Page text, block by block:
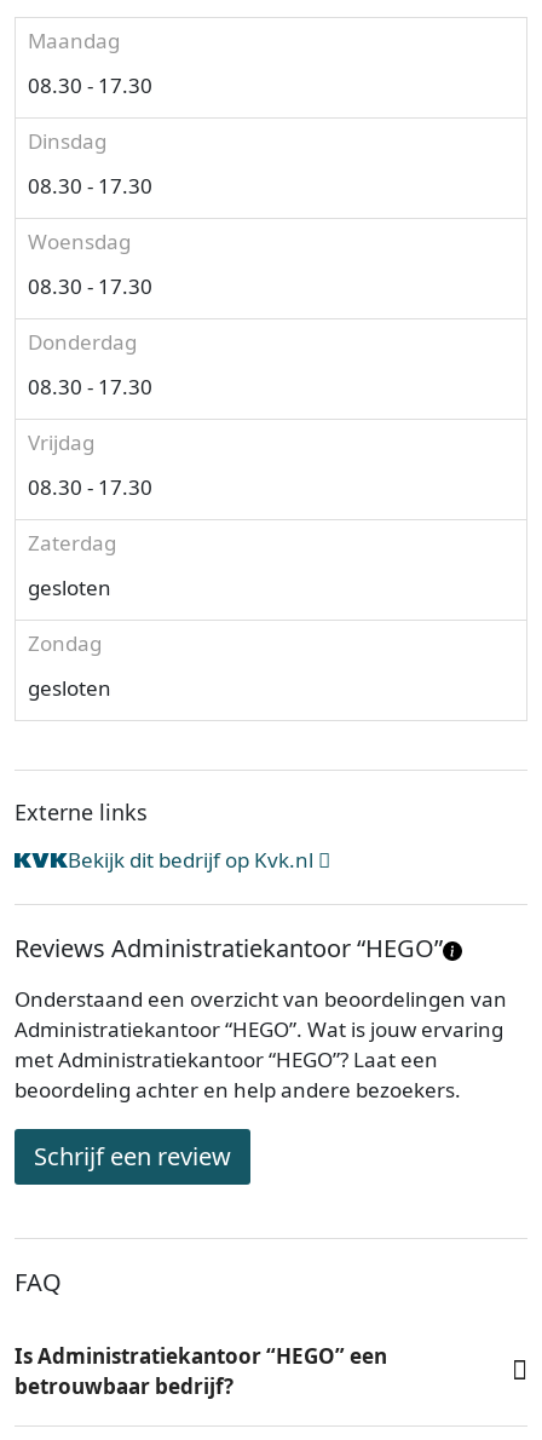
Maandag
08.30 - 17.30
Dinsdag
08.30 - 17.30
Woensdag
08.30 - 17.30
Donderdag
08.30 - 17.30
Vrijdag
08.30 - 17.30
Zaterdag
gesloten
Zondag
gesloten
Externe links
Bekijk dit bedrijf op Kvk.nl
Reviews Administratiekantoor “HEGO”
Onderstaand een overzicht van beoordelingen van
Administratiekantoor “HEGO”. Wat is jouw ervaring
met Administratiekantoor “HEGO”? Laat een
beoordeling achter en help andere bezoekers.
Schrijf een review
FAQ
Is Administratiekantoor “HEGO” een
betrouwbaar bedrijf?